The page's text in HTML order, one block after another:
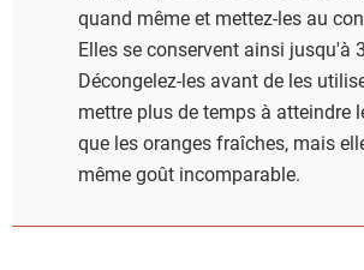
quand même et mettez-les au
Elles se conservent ainsi jusqu'à
Décongelez-les avant de les
mettre plus de temps à atteindre
que les oranges fraîches, mais
même goût incomparable.